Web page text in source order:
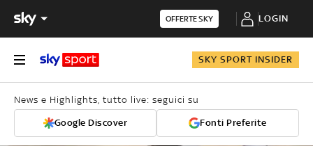
OFFERTE SKY LOGIN
SKY SPORT INSIDER
News e Highlights, tutto live: seguici su
Google Discover Fonti Preferite